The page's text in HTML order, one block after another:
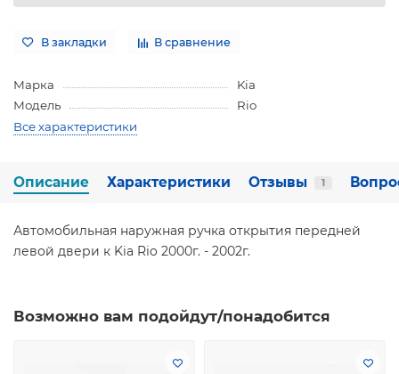
В закладки В сравнение
Марка
Kia
Модель
Rio
Все характеристики
Описание Характеристики Отзывы 1
Автомобильная наружная ручка открытия передней
левой двери к Kia Rio 2000г. - 2002г.
Возможно вам подойдут/понадобится